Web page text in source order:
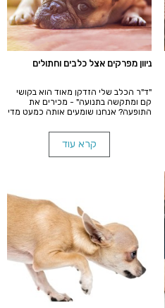
ניוון מפרקים אצל כלבים וחתולים
"ד"ר הכלב שלי הזדקן מאוד הוא בקושי
קם ומתקשה בתנועה" - מכירים את
התופעה? אנחנו שומעים אותה כמעט מדי
קרא עוד